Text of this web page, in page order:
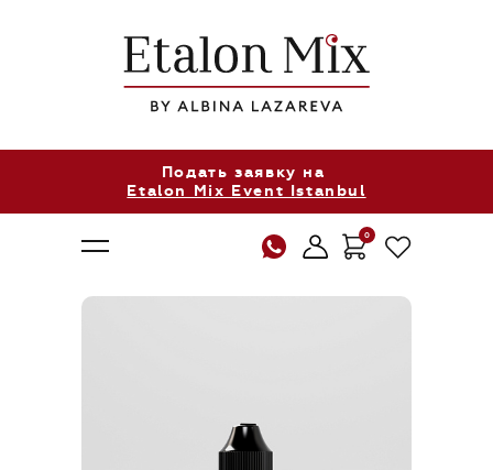
Подать заявку на
Etalon Mix Event Istanbul
0
Продукция